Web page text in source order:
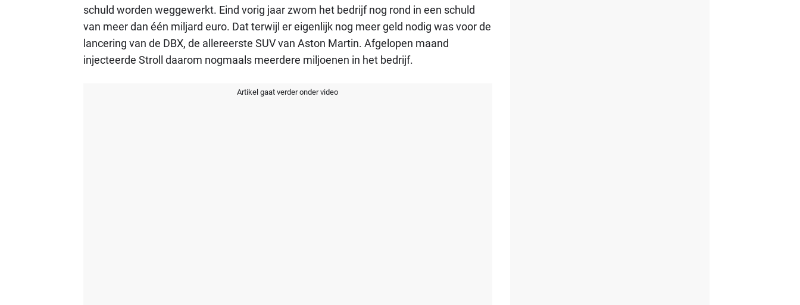
schuld worden weggewerkt. Eind vorig jaar zwom het bedrijf nog rond in een schuld
van meer dan één miljard euro. Dat terwijl er eigenlijk nog meer geld nodig was voor de
lancering van de DBX, de allereerste SUV van Aston Martin. Afgelopen maand
injecteerde Stroll daarom nogmaals meerdere miljoenen in het bedrijf.
Artikel gaat verder onder video